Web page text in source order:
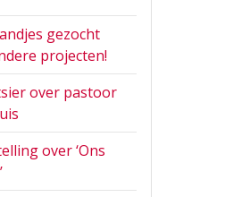
gezocht
projecten!
over pastoor
over ‘Ons